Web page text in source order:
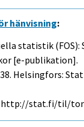
hänvisning:
statistik
[e-publikation].
Helsingfors:
http://stat.fi/til/